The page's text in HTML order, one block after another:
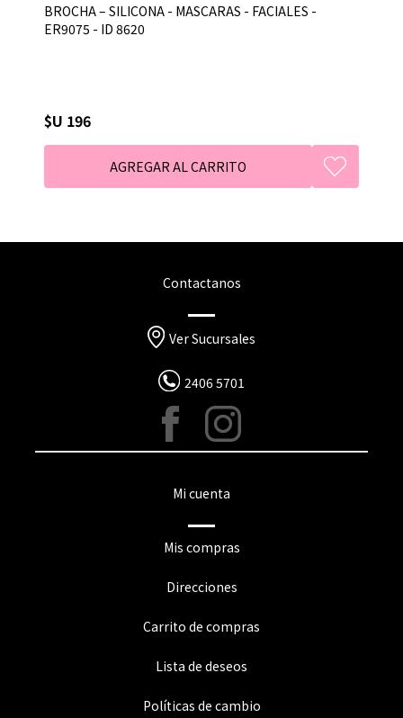
BROCHA – SILICONA - MASCARAS - FACIALES -
ER9075 - ID 8620
$U 196
Contactanos
Ver Sucursales
2406 5701
Mi cuenta
Mis compras
Direcciones
Carrito de compras
Lista de deseos
Políticas de cambio